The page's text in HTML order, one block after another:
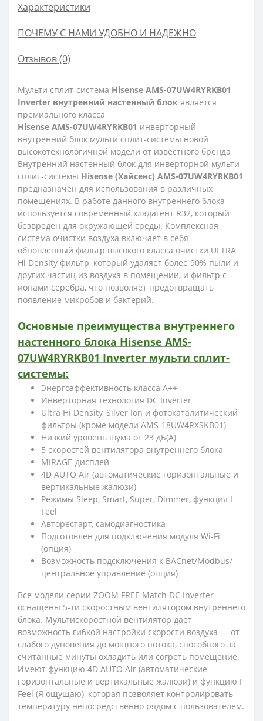
Характеристики
ПОЧЕМУ С НАМИ УДОБНО И НАДЕЖНО
Отзывов (0)
Мульти сплит-система Hisense AMS-07UW4RYRKB01
Inverter внутренний настенный блок является
премиального класса
Hisense AMS-07UW4RYRKB01 инверторный
внутренний блок мульти сплит-системы новой
высокотехнологичной модели от известного бренда
Внутренний настенный блок для инверторной мульти
сплит-системы Hisense (Хайсенс) AMS-07UW4RYRKB01
предназначен для использования в различных
помещениях. В работе данного внутреннего блока
используется современный хладагент R32, который
безвреден для окружающей среды. Комплексная
система очистки воздуха включает в себя
обновленный фильтр высокого класса очистки ULTRA
Hi Density фильтр, который удаляет более 90% пыли и
других частиц из воздуха в помещении, и фильтр с
ионами серебра, что позволяет предотвращать
появление микробов и бактерий.
Основные преимущества внутреннего
настенного блока Hisense AMS-
07UW4RYRKB01 Inverter мульти сплит-
системы:
Энергоэффективность класса А++
Инверторная технология DC Inverter
Ultra Hi Density, Silver Ion и фотокаталитический
фильтры (кроме модели AMS-18UW4RXSKB01)
Низкий уровень шума от 23 дБ(А)
5 скоростей вентилятора внутреннего блока
MIRAGE-дисплей
4D AUTO Air (автоматические горизонтальные и
вертикальные жалюзи)
Режимы Sleep, Smart, Super, Dimmer, функция I
Feel
Авторестарт, самодиагностика
Подготовлен для подключения модуля Wi-Fi
(опция)
Возможность подсключения к BACnet/Modbus/
центральное управление (опция)
Все модели серии ZOOM FREE Match DC Inverter
оснащены 5-ти скоростным вентилятором внутреннего
блока. Мультискоростной вентилятор дает
возможность гибкой настройки скорости воздуха — от
слабого дуновения до мощного потока, способного за
считанные минуты охладить или согреть помещение.
Имеют функцию 4D AUTO Air (автоматические
горизонтальные и вертикальные жалюзи) и функцию I
Feel (Я ощущаю), которая позволяет контролировать
температуру непосредственно рядом с пользователем.